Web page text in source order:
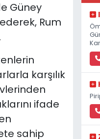
Güney
Rum
karşılık
ifade
sahip